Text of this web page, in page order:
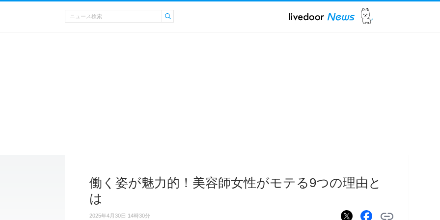
働く姿が魅力的！美容師女性がモテる9つの理由と
は
2025年4月30日 14時30分